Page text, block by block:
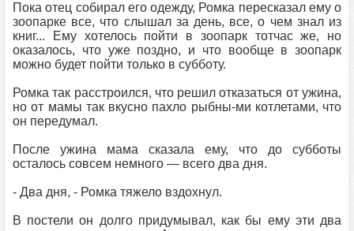
Пока отец собирал его одежду, Ромка пересказал ему о
зоопарке все, что слышал за день, все, о чем знал из
книг... Ему хотелось пойти в зоопарк тотчас же, но
оказалось, что уже поздно, и что вообще в зоопарк
можно будет пойти только в субботу.
Ромка так расстроился, что решил отказаться от ужина,
но от мамы так вкусно пахло рыбны-ми котлетами, что
он передумал.
После ужина мама сказала ему, что до субботы
осталось совсем немного — всего два дня.
- Два дня, - Ромка тяжело вздохнул.
В постели он долго придумывал, как бы ему эти два